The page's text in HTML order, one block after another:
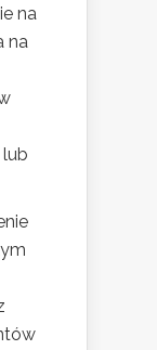
na
na